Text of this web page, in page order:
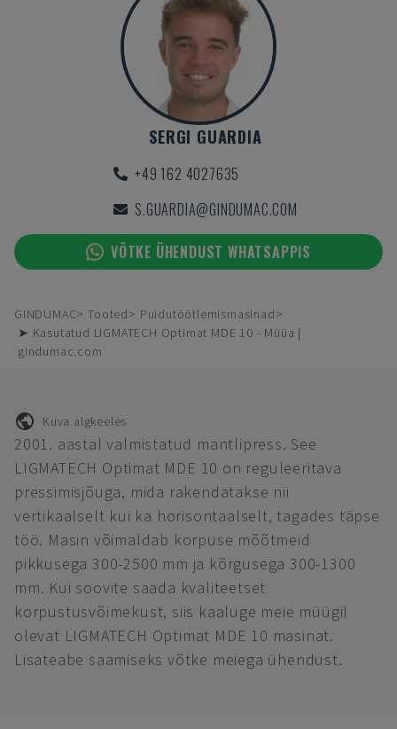
SERGI GUARDIA
+49 162 4027635
S.GUARDIA@GINDUMAC.COM
VÕTKE ÜHENDUST WHATSAPPIS
GINDUMAC Tooted
Puidutöötlemismasinad
➤ Kasutatud LIGMATECH Optimat MDE 10 - Müüa |
gindumac.com
Kuva algkeeles
2001. aastal valmistatud mantlipress. See
LIGMATECH Optimat MDE 10 on reguleeritava
pressimisjõuga, mida rakendatakse nii
vertikaalselt kui ka horisontaalselt, tagades täpse
töö. Masin võimaldab korpuse mõõtmeid
pikkusega 300-2500 mm ja kõrgusega 300-1300
mm. Kui soovite saada kvaliteetset
korpustusvõimekust, siis kaaluge meie müügil
olevat LIGMATECH Optimat MDE 10 masinat.
Lisateabe saamiseks võtke meiega ühendust.